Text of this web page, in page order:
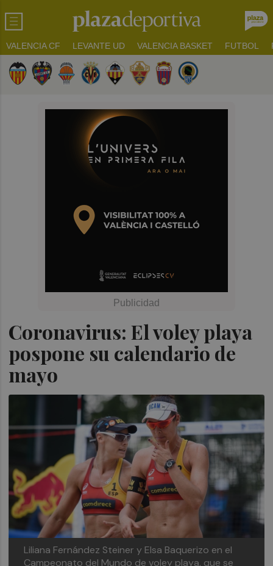
VALENCIA CF LEVANTE UD VALENCIA BASKET FUTBOL
Coronavirus: El voley playa
pospone su calendario de
mayo
Liliana Fernández Steiner y Elsa Baquerizo en el
Campeonato del Mundo de voley playa, que se